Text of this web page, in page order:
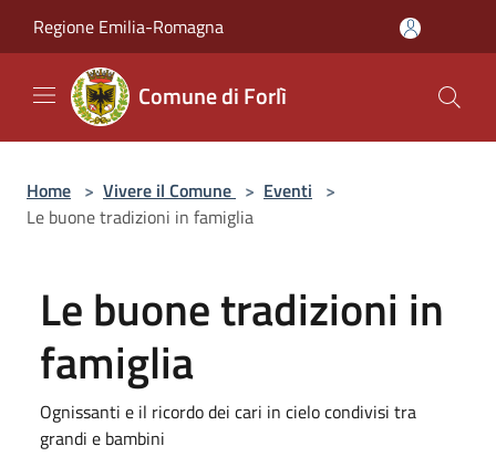
Regione Emilia-Romagna
Comune di Forlì
Home > Vivere il Comune > Eventi >
Le buone tradizioni in famiglia
Le buone tradizioni in
famiglia
Ognissanti e il ricordo dei cari in cielo condivisi tra
grandi e bambini